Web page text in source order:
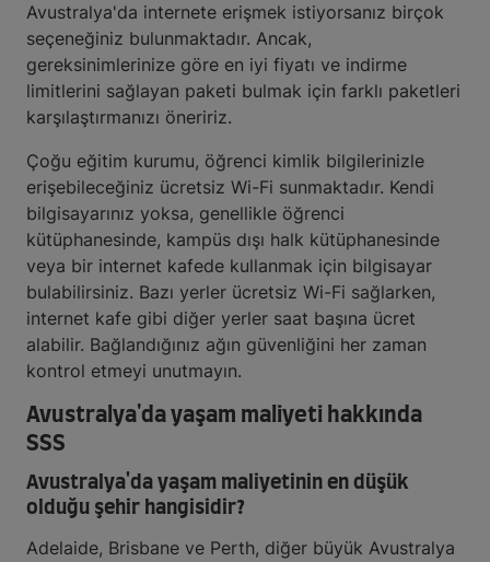
Avustralya'da internete erişmek istiyorsanız birçok
seçeneğiniz bulunmaktadır. Ancak,
gereksinimlerinize göre en iyi fiyatı ve indirme
limitlerini sağlayan paketi bulmak için farklı paketleri
karşılaştırmanızı öneririz.
Çoğu eğitim kurumu, öğrenci kimlik bilgilerinizle
erişebileceğiniz ücretsiz Wi-Fi sunmaktadır. Kendi
bilgisayarınız yoksa, genellikle öğrenci
kütüphanesinde, kampüs dışı halk kütüphanesinde
veya bir internet kafede kullanmak için bilgisayar
bulabilirsiniz. Bazı yerler ücretsiz Wi-Fi sağlarken,
internet kafe gibi diğer yerler saat başına ücret
alabilir. Bağlandığınız ağın güvenliğini her zaman
kontrol etmeyi unutmayın.
Avustralya'da yaşam maliyeti hakkında
SSS
Avustralya'da yaşam maliyetinin en düşük
olduğu şehir hangisidir?
Adelaide, Brisbane ve Perth, diğer büyük Avustralya